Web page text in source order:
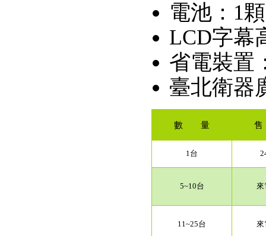
電池：1
LCD字幕
省電裝置
臺北衛器
數 量
1台
5~10台 來
11~25台 來